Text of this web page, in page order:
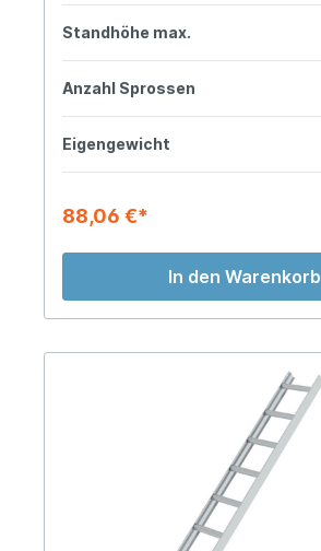
Standhöhe max.
Anzahl Sprossen
Eigengewicht
88,06 €*
In den Warenkorb